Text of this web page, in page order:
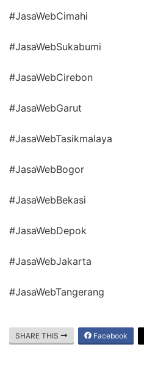
#JasaWebCimahi
#JasaWebSukabumi
#JasaWebCirebon
#JasaWebGarut
#JasaWebTasikmalaya
#JasaWebBogor
#JasaWebBekasi
#JasaWebDepok
#JasaWebJakarta
#JasaWebTangerang
SHARE THIS Facebook